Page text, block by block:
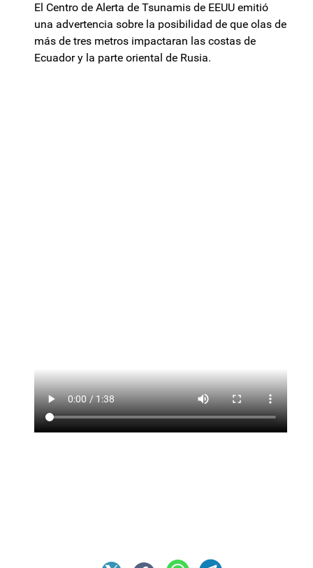
El Centro de Alerta de Tsunamis de EEUU emitió
una advertencia sobre la posibilidad de que olas de
más de tres metros impactaran las costas de
Ecuador y la parte oriental de Rusia.